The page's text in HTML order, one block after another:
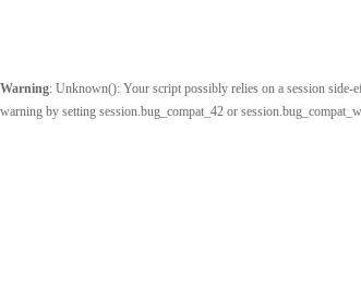
Warning: Unknown(): Your script possibly relies on a session side-
warning by setting session.bug_compat_42 or